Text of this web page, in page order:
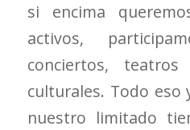
si encima
activos,
conciertos,
culturales. Todo eso
nuestro limitado